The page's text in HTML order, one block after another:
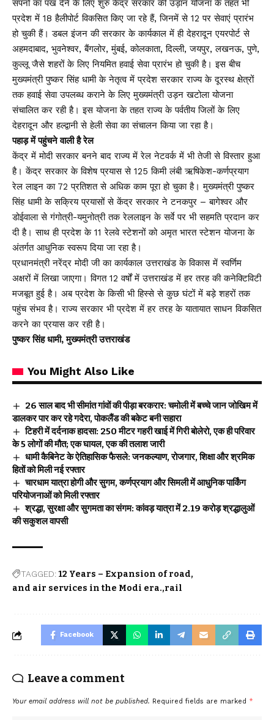
सपनों का पंख देने के लिए शुरु केंद्र सरकार की उड़ान योजना के तहत भी
प्रदेश में 18 हैलीपोर्ट विकसित किए जा रहे हैं, जिनमें से 12 पर सेवाएं प्रारंभ
हो चुकी हैं। डबल इंजन की सरकार के कार्यकाल में ही देहरादून एयरपोर्ट से
अहमदाबाद, भुवनेश्वर, बैंगलोर, मुंबई, कोलकाता, दिल्ली, जयपुर, लखनऊ, पुणे,
कुल्लू जैसे शहरों के लिए नियमित हवाई सेवा प्रारंभ हो चुकी है। इस बीच
मुख्यमंत्री पुष्कर सिंह धामी के नेतृत्व में प्रदेश सरकार राज्य के दूरस्थ क्षेत्रों
तक हवाई सेवा उपलब्ध कराने के लिए मुख्यमंत्री उड़न खटोला योजना
संचालित कर रही है। इस योजना के तहत राज्य के पर्वतीय जिलों के लिए
देहरादून और हल्द्वानी से हेली सेवा का संचालन किया जा रहा है।
पहाड़ में पहुंचने वाली है रेल
केंद्र में मोदी सरकार बनने बाद राज्य में रेल नेटवर्क में भी तेजी से विस्तार हुआ
है। केंद्र सरकार के विशेष प्रयास से 125 किमी लंबी ऋषिकेश-कर्णप्रयाग
रेल लाइन का 72 प्रतिशत से अधिक काम पूरा हो चुका है। मुख्यमंत्री पुष्कर
सिंह धामी के सक्रिय प्रयासों से केंद्र सरकार ने टनकपुर – बागेश्वर और
डोईवाला से गंगोत्री-यमुनोत्री तक रेललाइन के सर्वे पर भी सहमति प्रदान कर
दी है। साथ ही प्रदेश के 11 रेलवे स्टेशनों को अमृत भारत स्टेशन योजना के
अंतर्गत आधुनिक स्वरूप दिया जा रहा है।
प्रधानमंत्री नरेंद्र मोदी जी का कार्यकाल उत्तराखंड के विकास में स्वर्णिम
अक्षरों में लिखा जाएगा। विगत 12 वर्षों में उत्तराखंड में हर तरह की कनेक्टिविटी
मजबूत हुई है। अब प्रदेश के किसी भी हिस्से से कुछ घंटों में बड़े शहरों तक
पहुंच संभव है। राज्य सरकार भी प्रदेश में हर तरह के यातायात साधन विकसित
करने का प्रयास कर रही है।
पुष्कर सिंह धामी, मुख्यमंत्री उत्तराखंड
You Might Also Like
26 साल बाद भी सीमांत गांवों की पीड़ा बरकरार: चमोली में बच्चे जान जोखिम में
डालकर पार कर रहे गदेरा, पोकलैंड की बकेट बनी सहारा
टिहरी में दर्दनाक हादसा: 250 मीटर गहरी खाई में गिरी बोलेरो, एक ही परिवार
के 5 लोगों की मौत; एक घायल, एक की तलाश जारी
धामी कैबिनेट के ऐतिहासिक फैसले: जनकल्याण, रोजगार, शिक्षा और श्रमिक
हितों को मिली नई रफ्तार
चारधाम यात्रा होगी और सुगम, कर्णप्रयाग और सिमली में आधुनिक पार्किंग
परियोजनाओं को मिली रफ्तार
श्रद्धा, सुरक्षा और सुगमता का संगम: कांवड़ यात्रा में 2.19 करोड़ श्रद्धालुओं
की सकुशल वापसी
TAGGED:12 Years – Expansion of road
and air services in the Modi era. rail
Facebook
Leave a comment
Your email address will not be published. Required fields are marked *